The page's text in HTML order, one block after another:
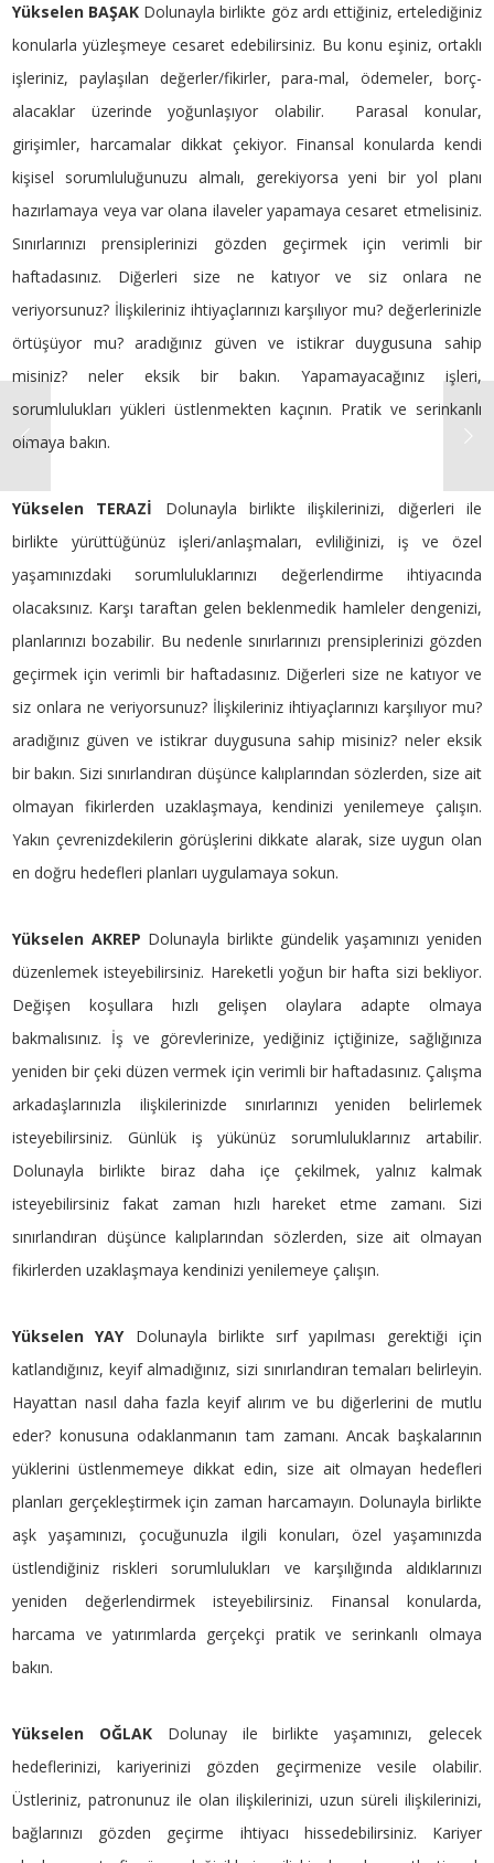
Yükselen BAŞAK Dolunayla birlikte göz ardı ettiğiniz, ertelediğiniz
konularla yüzleşmeye cesaret edebilirsiniz. Bu konu eşiniz, ortaklı
işleriniz, paylaşılan değerler/fikirler, para-mal, ödemeler, borç-
alacaklar üzerinde yoğunlaşıyor olabilir. Parasal konular,
girişimler, harcamalar dikkat çekiyor. Finansal konularda kendi
kişisel sorumluluğunuzu almalı, gerekiyorsa yeni bir yol planı
hazırlamaya veya var olana ilaveler yapamaya cesaret etmelisiniz.
Sınırlarınızı prensiplerinizi gözden geçirmek için verimli bir
haftadasınız. Diğerleri size ne katıyor ve siz onlara ne
veriyorsunuz? İlişkileriniz ihtiyaçlarınızı karşılıyor mu? değerlerinizle
örtüşüyor mu? aradığınız güven ve istikrar duygusuna sahip
misiniz? neler eksik bir bakın. Yapamayacağınız işleri,
sorumlulukları yükleri üstlenmekten kaçının. Pratik ve serinkanlı
olmaya bakın.
Yükselen TERAZİ Dolunayla birlikte ilişkilerinizi, diğerleri ile
birlikte yürüttüğünüz işleri/anlaşmaları, evliliğinizi, iş ve özel
yaşamınızdaki sorumluluklarınızı değerlendirme ihtiyacında
olacaksınız. Karşı taraftan gelen beklenmedik hamleler dengenizi,
planlarınızı bozabilir. Bu nedenle sınırlarınızı prensiplerinizi gözden
geçirmek için verimli bir haftadasınız. Diğerleri size ne katıyor ve
siz onlara ne veriyorsunuz? İlişkileriniz ihtiyaçlarınızı karşılıyor mu?
aradığınız güven ve istikrar duygusuna sahip misiniz? neler eksik
bir bakın. Sizi sınırlandıran düşünce kalıplarından sözlerden, size ait
olmayan fikirlerden uzaklaşmaya, kendinizi yenilemeye çalışın.
Yakın çevrenizdekilerin görüşlerini dikkate alarak, size uygun olan
en doğru hedefleri planları uygulamaya sokun.
Yükselen AKREP Dolunayla birlikte gündelik yaşamınızı yeniden
düzenlemek isteyebilirsiniz. Hareketli yoğun bir hafta sizi bekliyor.
Değişen koşullara hızlı gelişen olaylara adapte olmaya
bakmalısınız. İş ve görevlerinize, yediğiniz içtiğinize, sağlığınıza
yeniden bir çeki düzen vermek için verimli bir haftadasınız. Çalışma
arkadaşlarınızla ilişkilerinizde sınırlarınızı yeniden belirlemek
isteyebilirsiniz. Günlük iş yükünüz sorumluluklarınız artabilir.
Dolunayla birlikte biraz daha içe çekilmek, yalnız kalmak
isteyebilirsiniz fakat zaman hızlı hareket etme zamanı. Sizi
sınırlandıran düşünce kalıplarından sözlerden, size ait olmayan
fikirlerden uzaklaşmaya kendinizi yenilemeye çalışın.
Yükselen YAYDolunayla birlikte sırf yapılması gerektiği için
katlandığınız, keyif almadığınız, sizi sınırlandıran temaları belirleyin.
Hayattan nasıl daha fazla keyif alırım ve bu diğerlerini de mutlu
eder? konusuna odaklanmanın tam zamanı. Ancak başkalarının
yüklerini üstlenmemeye dikkat edin, size ait olmayan hedefleri
planları gerçekleştirmek için zaman harcamayın. Dolunayla birlikte
aşk yaşamınızı, çocuğunuzla ilgili konuları, özel yaşamınızda
üstlendiğiniz riskleri sorumlulukları ve karşılığında aldıklarınızı
yeniden değerlendirmek isteyebilirsiniz. Finansal konularda,
harcama ve yatırımlarda gerçekçi pratik ve serinkanlı olmaya
bakın.
Yükselen OĞLAK Dolunay ile birlikte yaşamınızı, gelecek
hedeflerinizi, kariyerinizi gözden geçirmenize vesile olabilir.
Üstleriniz, patronunuz ile olan ilişkilerinizi, uzun süreli ilişkilerinizi,
bağlarınızı gözden geçirme ihtiyacı hissedebilirsiniz. Kariyer